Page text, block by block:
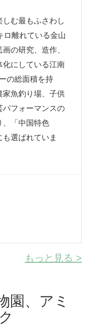
む最もふさわし
ロ離れている金山
の研究、造作、
化にしている江南
の総面積を持
家魚釣り場、子供
パフォーマンスの
、「中国特色
選ばれていま
もっと見る >
園、アミ